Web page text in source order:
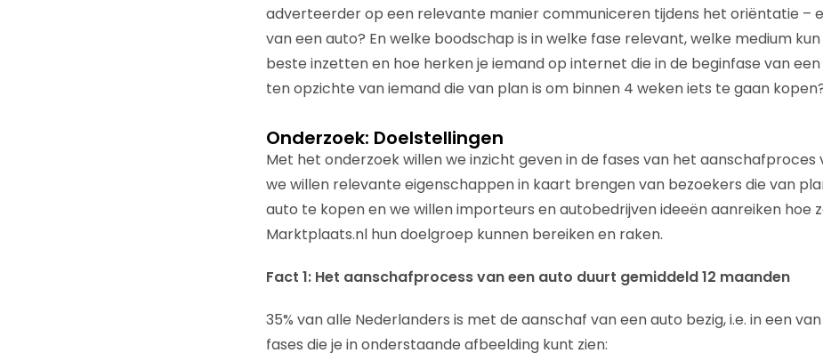
adverteerder op een relevante manier communiceren tijdens het oriëntatie –
van een auto? En welke boodschap is in welke fase relevant, welke medium
beste inzetten en hoe herken je iemand op internet die in de beginfase van
ten opzichte van iemand die van plan is om binnen 4 weken iets te gaan
Onderzoek: Doelstellingen
Met het onderzoek willen we inzicht geven in de fases van het aanschafproces
we willen relevante eigenschappen in kaart brengen van bezoekers die van
auto te kopen en we willen importeurs en autobedrijven ideeën aanreiken hoe
Marktplaats.nl hun doelgroep kunnen bereiken en raken.
Fact 1: Het aanschafprocess van een auto duurt gemiddeld 12 maanden
35% van alle Nederlanders is met de aanschaf van een auto bezig, i.e. in een
fases die je in onderstaande afbeelding kunt zien: